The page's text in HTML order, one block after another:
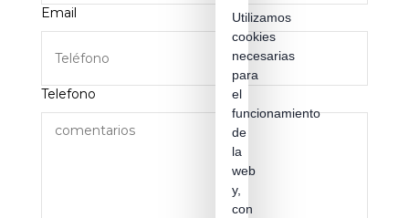
Email
Telefono
Utilizamos
cookies
necesarias
para
el
funcionamiento
de
la
web
y,
con